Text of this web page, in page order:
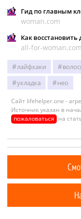
Гид по главным
woman.com
Как восстановить
all-for-woman.com
лайфхаки
укладка
нео
Сайт lifehelper.one -
Источник указан в
пожаловаться на